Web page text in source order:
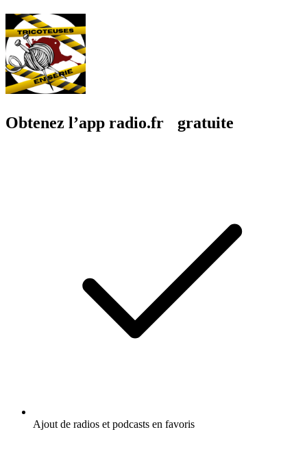
Obtenez l’app radio.fr gratuite
Ajout de radios et podcasts en favoris